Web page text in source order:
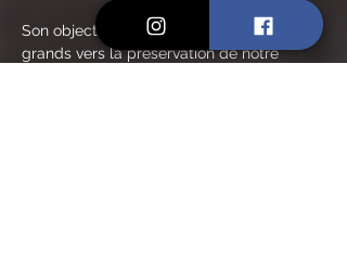
Son objectif est de guider petits et
grands vers la préservation de notre